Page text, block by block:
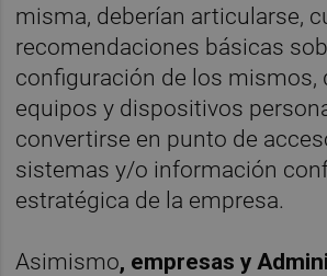
misma, deberían articularse,
recomendaciones básicas
configuración de los mismos,
equipos y dispositivos
convertirse en punto de
sistemas y/o información
estratégica de la empresa.
Asimismo, empresas y